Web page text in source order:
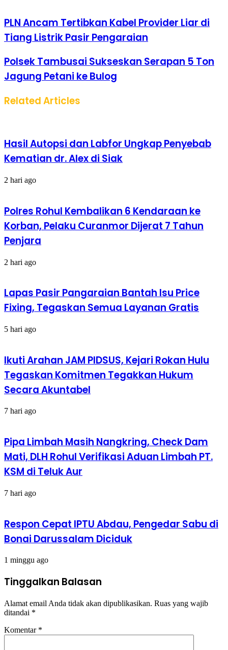
PLN Ancam Tertibkan Kabel Provider Liar di
Tiang Listrik Pasir Pengaraian
Polsek Tambusai Sukseskan Serapan 5 Ton
Jagung Petani ke Bulog
Related Articles
Hasil Autopsi dan Labfor Ungkap Penyebab
Kematian dr. Alex di Siak
2 hari ago
Polres Rohul Kembalikan 6 Kendaraan ke
Korban, Pelaku Curanmor Dijerat 7 Tahun
Penjara
2 hari ago
Lapas Pasir Pangaraian Bantah Isu Price
Fixing, Tegaskan Semua Layanan Gratis
5 hari ago
Ikuti Arahan JAM PIDSUS, Kejari Rokan Hulu
Tegaskan Komitmen Tegakkan Hukum
Secara Akuntabel
7 hari ago
Pipa Limbah Masih Nangkring, Check Dam
Mati, DLH Rohul Verifikasi Aduan Limbah PT.
KSM di Teluk Aur
7 hari ago
Respon Cepat IPTU Abdau, Pengedar Sabu di
Bonai Darussalam Diciduk
1 minggu ago
Tinggalkan Balasan
Alamat email Anda tidak akan dipublikasikan. Ruas yang wajib
ditandai *
Komentar *